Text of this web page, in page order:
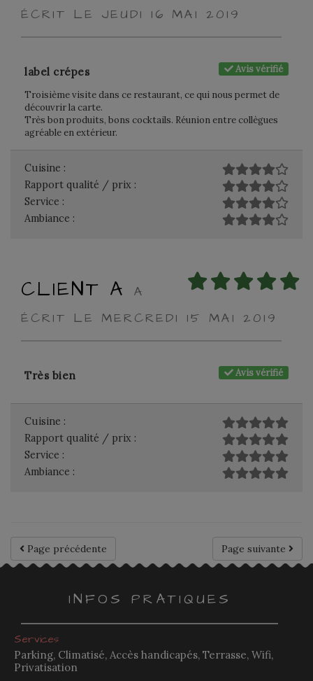
ÉCRIT LE JEUDI 16 MAI 2019
Avis vérifié
label crépes
Troisième visite dans ce restaurant, ce qui nous permet de
découvrir la carte.
Très bon produits, bons cocktails. Réunion entre collègues
agréable en extérieur.
Cuisine :
Rapport qualité / prix :
Service :
Ambiance :
CLIENT A
A
ÉCRIT LE MERCREDI 15 MAI 2019
Avis vérifié
Très bien
Cuisine :
Rapport qualité / prix :
Service :
Ambiance :
Page suivante
Page précédente
INFOS PRATIQUES
Services
Parking, Climatisé, Accès handicapés, Terrasse, Wifi,
Privatisation